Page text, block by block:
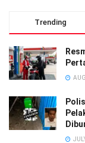
Trending